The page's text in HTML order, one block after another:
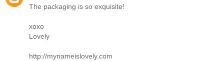
The packaging is so exquisite!
xoxo
Lovely
http://mynameislovely.com